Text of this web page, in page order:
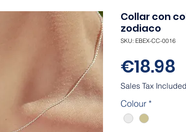
Collar con
zodiaco
SKU: EBEX-CC-0016
€18.98
Sales Tax Included
Colour *